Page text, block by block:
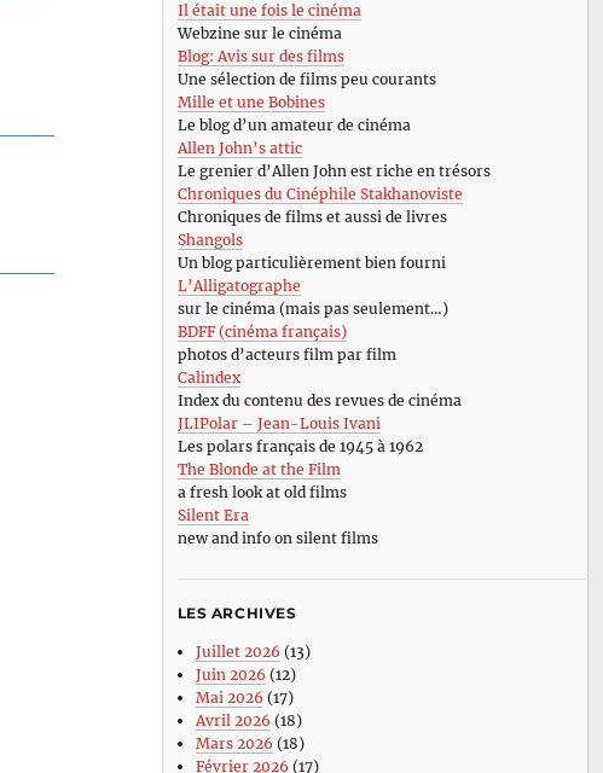
Il était une fois le cinéma
Webzine sur le cinéma
Blog: Avis sur des films
Une sélection de films peu courants
Mille et une Bobines
Le blog d’un amateur de cinéma
Allen John’s attic
Le grenier d’Allen John est riche en trésors
Chroniques du Cinéphile Stakhanoviste
Chroniques de films et aussi de livres
Shangols
Un blog particulièrement bien fourni
L’Alligatographe
sur le cinéma (mais pas seulement…)
BDFF (cinéma français)
photos d’acteurs film par film
Calindex
Index du contenu des revues de cinéma
JLIPolar – Jean-Louis Ivani
Les polars français de 1945 à 1962
The Blonde at the Film
a fresh look at old films
Silent Era
new and info on silent films
LES ARCHIVES
Juillet 2026 (13)
Juin 2026 (12)
Mai 2026 (17)
Avril 2026 (18)
Mars 2026 (18)
Février 2026 (17)